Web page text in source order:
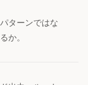
ターンではな
か。